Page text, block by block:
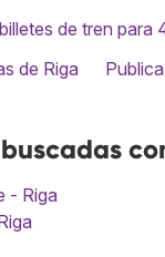
de tren
de Riga
- Riga